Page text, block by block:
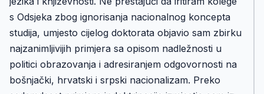
s Odsjeka zbog ignorisanja nacionalnog koncepta
studija, umjesto cijelog doktorata objavio sam zbirku
najzanimljivijih primjera sa opisom nadležnosti u
politici obrazovanja i adresiranjem odgovornosti na
bošnjački, hrvatski i srpski nacionalizam. Preko